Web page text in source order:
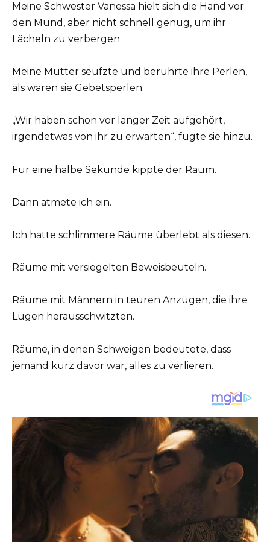
Meine Schwester Vanessa hielt sich die Hand vor
den Mund, aber nicht schnell genug, um ihr
Lächeln zu verbergen.
Meine Mutter seufzte und berührte ihre Perlen,
als wären sie Gebetsperlen.
„Wir haben schon vor langer Zeit aufgehört,
irgendetwas von ihr zu erwarten“, fügte sie hinzu.
Für eine halbe Sekunde kippte der Raum.
Dann atmete ich ein.
Ich hatte schlimmere Räume überlebt als diesen.
Räume mit versiegelten Beweisbeuteln.
Räume mit Männern in teuren Anzügen, die ihre
Lügen herausschwitzten.
Räume, in denen Schweigen bedeutete, dass
jemand kurz davor war, alles zu verlieren.